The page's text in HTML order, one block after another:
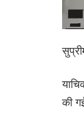
की